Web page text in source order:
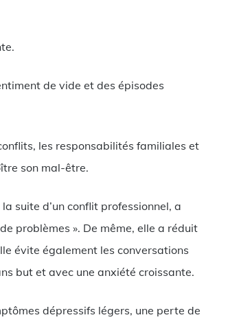
de vide et des épisodes
les responsabilités familiales et
son mal-être.
suite d’un conflit professionnel, a
problèmes ». De même, elle a réduit
évite également les conversations
but et avec une anxiété croissante.
dépressifs légers, une perte de